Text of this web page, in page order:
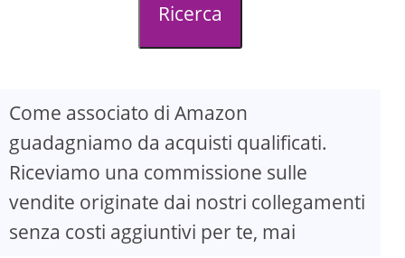
Ricerca
Come associato di Amazon
guadagniamo da acquisti qualificati.
Riceviamo una commissione sulle
vendite originate dai nostri collegamenti
senza costi aggiuntivi per te, mai